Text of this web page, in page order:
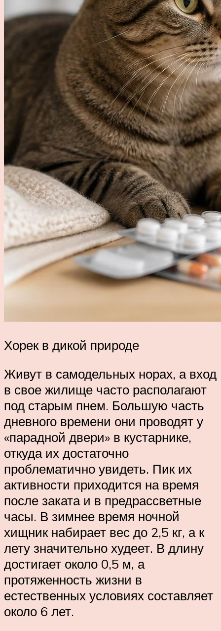
Хорек в дикой природе
Живут в самодельных норах, а вход
в свое жилище часто располагают
под старым пнем. Большую часть
дневного времени они проводят у
«парадной двери» в кустарнике,
откуда их достаточно
проблематично увидеть. Пик их
активности приходится на время
после заката и в предрассветные
часы. В зимнее время ночной
хищник набирает вес до 2,5 кг, а к
лету значительно худеет. В длину
достигает около 0,5 м, а
протяженность жизни в
естественных условиях составляет
около 6 лет.